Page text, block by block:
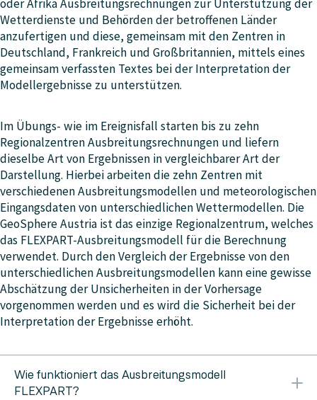
oder Afrika Ausbreitungsrechnungen zur Unterstützung der
Wetterdienste und Behörden der betroffenen Länder
anzufertigen und diese, gemeinsam mit den Zentren in
Deutschland, Frankreich und Großbritannien, mittels eines
gemeinsam verfassten Textes bei der Interpretation der
Modellergebnisse zu unterstützen.
Im Übungs- wie im Ereignisfall starten bis zu zehn
Regionalzentren Ausbreitungsrechnungen und liefern
dieselbe Art von Ergebnissen in vergleichbarer Art der
Darstellung. Hierbei arbeiten die zehn Zentren mit
verschiedenen Ausbreitungsmodellen und meteorologischen
Eingangsdaten von unterschiedlichen Wettermodellen. Die
GeoSphere Austria ist das einzige Regionalzentrum, welches
das FLEXPART-Ausbreitungsmodell für die Berechnung
verwendet. Durch den Vergleich der Ergebnisse von den
unterschiedlichen Ausbreitungsmodellen kann eine gewisse
Abschätzung der Unsicherheiten in der Vorhersage
vorgenommen werden und es wird die Sicherheit bei der
Interpretation der Ergebnisse erhöht.
Wie funktioniert das Ausbreitungsmodell
FLEXPART?